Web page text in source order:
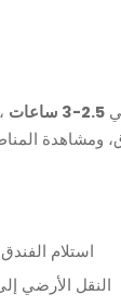
الذين
مراقبة المناطيد
مذهلة، ومناطيد
2.5-3 ساعات
استلام
النقل الأرضي